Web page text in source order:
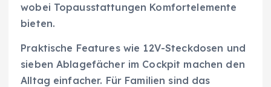
wobei Topausstattungen Komfortelemente
bieten.
Praktische Features wie 12V-Steckdosen und
sieben Ablagefächer im Cockpit machen den
Alltag einfacher. Für Familien sind das